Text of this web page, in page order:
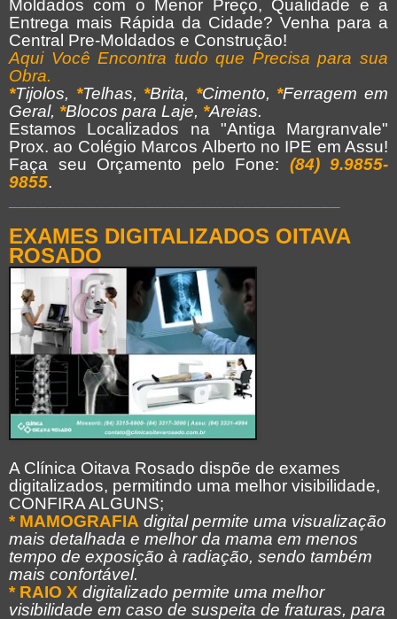
Moldados com o Menor Preço, Qualidade e a
Entrega mais Rápida da Cidade? Venha para a
Central Pre-Moldados e Construção!
Aqui Você Encontra tudo que Precisa para sua
Obra.
*Tijolos, *Telhas, *Brita, *Cimento, *Ferragem em
Geral, *Blocos para Laje, *Areias.
Estamos Localizados na "Antiga Margranvale"
Prox. ao Colégio Marcos Alberto no IPE em Assu!
Faça seu Orçamento pelo Fone: (84) 9.9855-
9855.
EXAMES DIGITALIZADOS OITAVA
ROSADO
A Clínica Oitava Rosado dispõe de exames
digitalizados, permitindo uma melhor visibilidade,
CONFIRA ALGUNS;
* MAMOGRAFIA digital permite uma visualização
mais detalhada e melhor da mama em menos
tempo de exposição à radiação, sendo também
mais confortável.
* RAIO X digitalizado permite uma melhor
visibilidade em caso de suspeita de fraturas, para